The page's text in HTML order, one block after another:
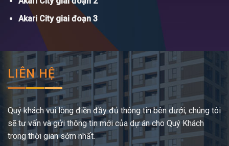
Akari City giai đoạn 3
LIÊN HỆ
Quý khách vui lòng điền đầy đủ thông tin bên dưới, chúng tôi
sẽ tư vấn và gửi thông tin mới của dự án cho Quý Khách
trong thời gian sớm nhất.